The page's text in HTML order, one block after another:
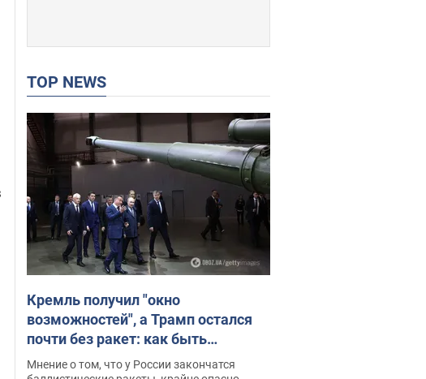
TOP NEWS
Кремль получил "окно
возможностей", а Трамп остался
почти без ракет: как быть
Украине? Интервью с Мельником
Мнение о том, что у России закончатся